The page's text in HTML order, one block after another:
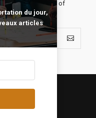
secret destinations of
du jour,
articles